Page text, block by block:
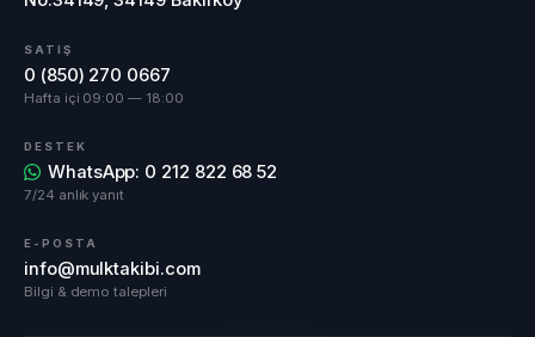
SATIŞ
0 (850) 270 0667
Hafta içi 09:00 — 18:00
DESTEK
WhatsApp: 0 212 822 68 52
7/24 anlık yanıt
E-POSTA
info@mulktakibi.com
Bilgi & demo talepleri